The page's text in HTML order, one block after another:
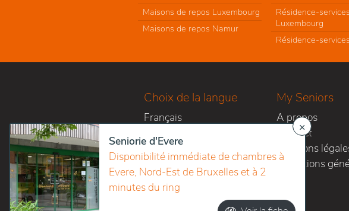
Maisons de repos Luxembourg
Maisons de repos Namur
Résidence-services
Luxembourg
Résidence-
Choix de la langue
Français
My Seniors
A propos
Contact
Mentions
Conditions
×
Seniorie d'Evere
Disponibilité immédiate de chambres à
Evere, Nord-Est de Bruxelles et à 2
minutes du ring